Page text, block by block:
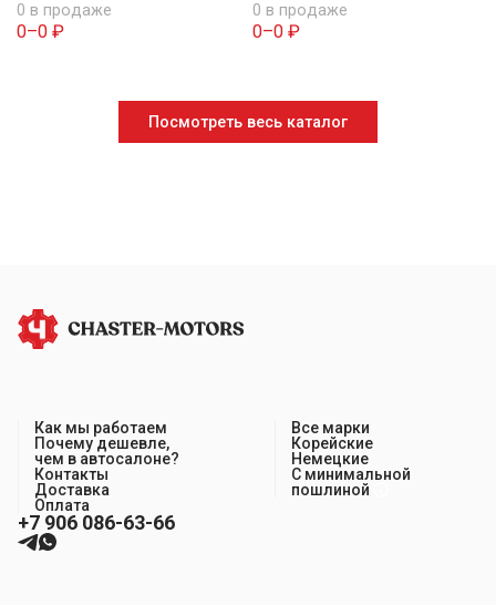
0 в продаже
0–0 ₽
0 в продаже
0–0 ₽
Посмотреть весь каталог
Как мы работаем
Почему дешевле,
чем в автосалоне?
Контакты
Доставка
Оплата
Все марки
Корейские
Немецкие
С минимальной
пошлиной
+7 906 086-63-66